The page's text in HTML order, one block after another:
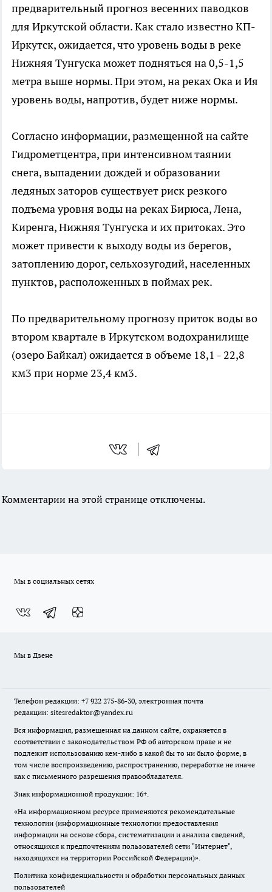
предварительный прогноз весенних паводков
для Иркутской области. Как стало известно КП-
Иркутск, ожидается, что уровень воды в реке
Нижняя Тунгуска может подняться на 0,5-1,5
метра выше нормы. При этом, на реках Ока и Ия
уровень воды, напротив, будет ниже нормы.
Согласно информации, размещенной на сайте
Гидрометцентра, при интенсивном таянии
снега, выпадении дождей и образовании
ледяных заторов существует риск резкого
подъема уровня воды на реках Бирюса, Лена,
Киренга, Нижняя Тунгуска и их притоках. Это
может привести к выходу воды из берегов,
затоплению дорог, сельхозугодий, населенных
пунктов, расположенных в поймах рек.
По предварительному прогнозу приток воды во
втором квартале в Иркутском водохранилище
(озеро Байкал) ожидается в объеме 18,1 - 22,8
км3 при норме 23,4 км3.
Комментарии на этой странице отключены.
Мы в социальных сетях
Мы в Дзене
Телефон редакции: +7 922 275-86-30, электронная почта
редакции: sitesredaktor@yandex.ru
Вся информация, размещенная на данном сайте, охраняется в
соответствии с законодательством РФ об авторском праве и не
подлежит использованию кем-либо в какой бы то ни было форме, в
том числе воспроизведению, распространению, переработке не иначе
как с письменного разрешения правообладателя.
Знак информационной продукции: 16+.
«На информационном ресурсе применяются рекомендательные
технологии (информационные технологии предоставления
информации на основе сбора, систематизации и анализа сведений,
относящихся к предпочтениям пользователей сети "Интернет",
находящихся на территории Российской Федерации)».
Политика конфиденциальности и обработки персональных данных
пользователей